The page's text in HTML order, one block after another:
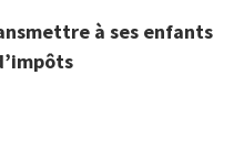
à ses enfants